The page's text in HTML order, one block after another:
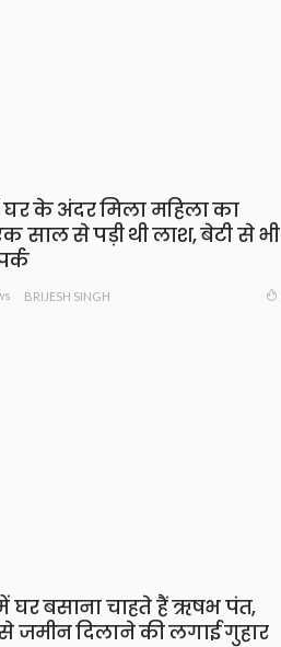
के अंदर मिला महिला का
साल से पड़ी थी लाश, बेटी से भी
BRIJESH SINGH
घर बसाना चाहते हैं ऋषभ पंत,
से जमीन दिलाने की लगाई गुहार